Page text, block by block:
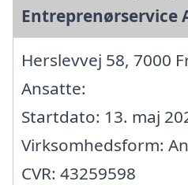
Entreprenørservice
Herslevvej 58, 7000
Ansatte:
Startdato: 13. maj
Virksomhedsform:
CVR: 43259598